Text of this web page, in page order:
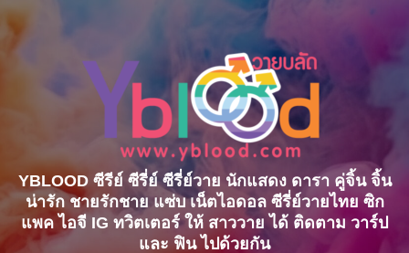
Skip
to
YBLOOD ซีรีย์ ซีรี่ย์ ซีรี่ย์วาย นักแสดง ดารา คู่จิ้น จิ้น
น่ารัก ชายรักชาย แซ่บ เน็ตไอดอล ซีรี่ย์วายไทย ซิก
แพค ไอจี IG ทวิตเตอร์ ให้ สาววาย ได้ ติดตาม วาร์ป
และ ฟิน ไปด้วยกัน